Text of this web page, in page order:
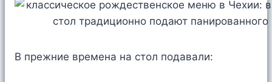
В прежние времена на стол подавали: